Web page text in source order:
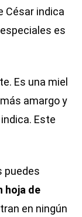
César indica
es
Es una miel
amargo y
Este
puedes
hoja de
en ningún